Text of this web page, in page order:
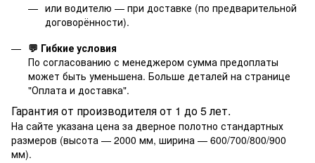
или водителю — при доставке (по предварительной
договорённости).
💬 Гибкие условия
По согласованию с менеджером сумма предоплаты
может быть уменьшена. Больше деталей на странице
"Оплата и доставка".
Гарантия от производителя от 1 до 5 лет.
На сайте указана цена за дверное полотно стандартных
размеров (высота — 2000 мм, ширина — 600/700/800/900
мм).